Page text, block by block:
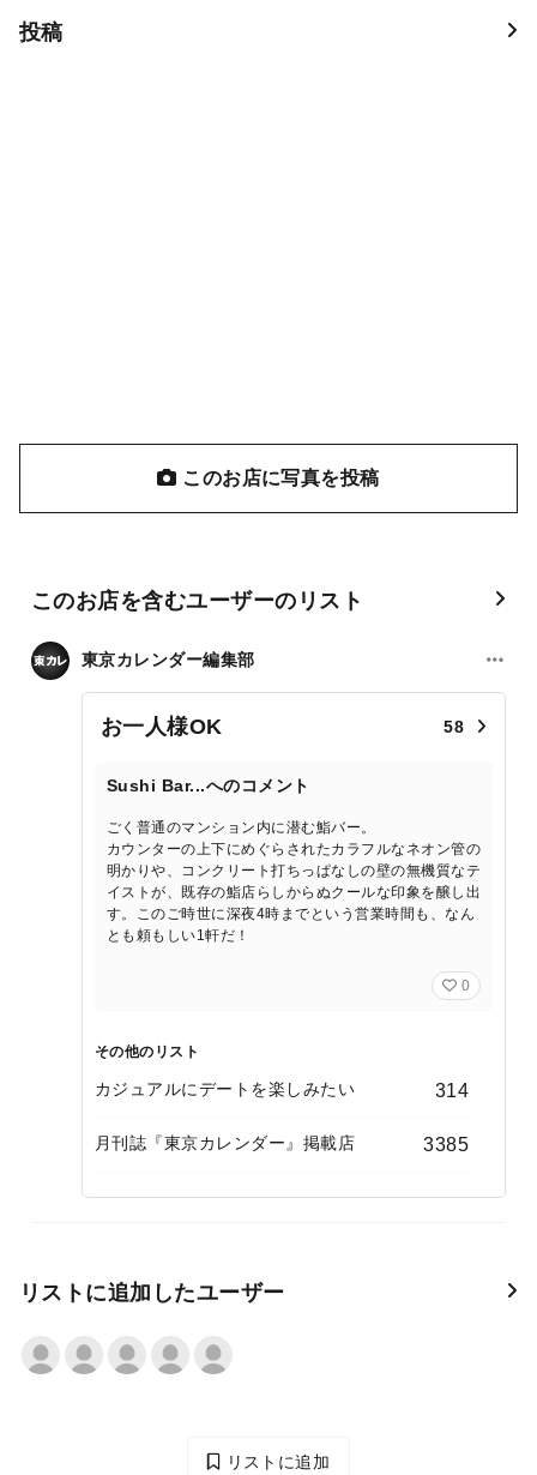
投稿
このお店に写真を投稿
このお店を含むユーザーのリスト
東京カレンダー編集部
お一人様OK 58
Sushi Bar...へのコメント
ごく普通のマンション内に潜む鮨バー。
カウンターの上下にめぐらされたカラフルなネオン管の
明かりや、コンクリート打ちっぱなしの壁の無機質なテ
イストが、既存の鮨店らしからぬクールな印象を醸し出
す。このご時世に深夜4時までという営業時間も、なん
とも頼もしい1軒だ！
0
その他のリスト
カジュアルにデートを楽しみたい 314
月刊誌『東京カレンダー』掲載店 3385
リストに追加したユーザー
リストに追加